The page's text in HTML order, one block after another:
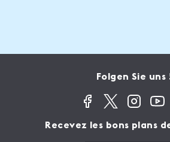
Folgen Sie uns
Recevez les bons plans